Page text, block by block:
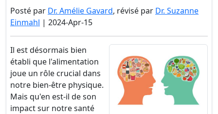
Posté par Dr. Amélie Gavard, révisé par Dr. Suzanne
Einmahl | 2024-Apr-15
Il est désormais bien
établi que l'alimentation
joue un rôle crucial dans
notre bien-être physique.
Mais qu'en est-il de son
impact sur notre santé